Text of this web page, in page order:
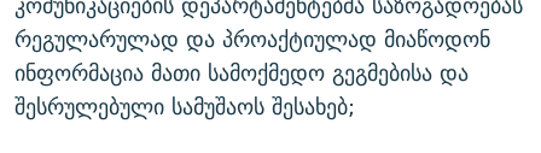
რეგულარულად და პროაქტიულად მიაწოდონ
ინფორმაცია მათი სამოქმედო გეგმებისა და
შესრულებული სამუშაოს შესახებ;